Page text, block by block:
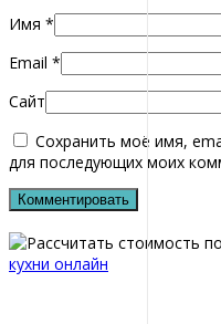
Имя *
Email *
Сайт
Сохранить моё имя,
для последующих моих
кухни онлайн